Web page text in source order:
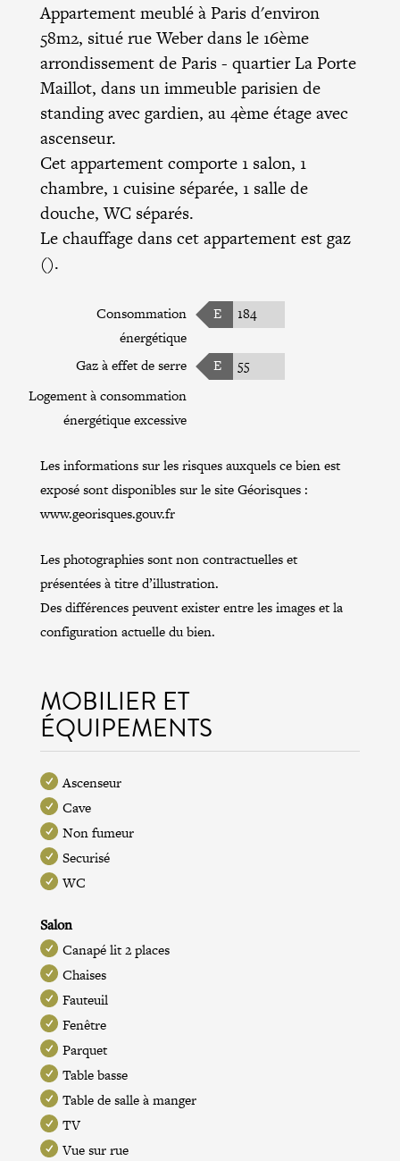
Appartement meublé à Paris d'environ
58m2, situé rue Weber dans le 16ème
arrondissement de Paris- quartier La Porte
Maillot, dans un immeuble parisien de
standing avec gardien, au 4ème étage avec
ascenseur.
Cet appartement comporte 1 salon, 1
chambre, 1 cuisine séparée, 1 salle de
douche, WC séparés.
Le chauffage dans cet appartement est gaz
().
Consommation
énergétique
E 184
Gaz à effet de serre E
55
Logement à consommation
énergétique excessive
Les informations sur les risques auxquels ce bien est
exposé sont disponibles sur le site Géorisques :
www.georisques.gouv.fr
Les photographies sont non contractuelles et
présentées à titre d’illustration.
Des différences peuvent exister entre les images et la
configuration actuelle du bien.
MOBILIER ET
ÉQUIPEMENTS
Ascenseur
Cave
Non fumeur
Securisé
WC
Salon
Canapé lit 2 places
Chaises
Fauteuil
Fenêtre
Parquet
Table basse
Table de salle à manger
TV
Vue sur rue